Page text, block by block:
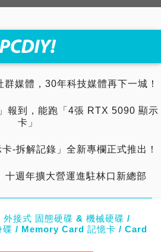
媒體，30年科技媒體再下一城！
報到，能跑「4張 RTX 5090 顯示
卡」
-拆解記錄」全新專欄正式推出！
十週年擴大營運進駐林口新總部
接式 固態硬碟 & 機械硬碟 /
/ Memory Card 記憶卡 / Card